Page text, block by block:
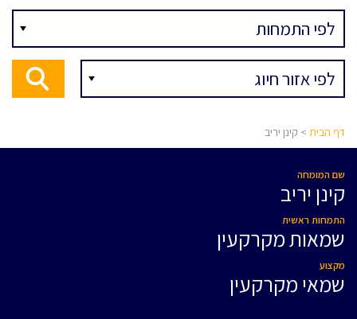
דף הבית > קינן יריב
שם המומחה
קינן יריב
התמחות ראשית
שמאות מקרקעין
מקצוע
שמאי מקרקעין